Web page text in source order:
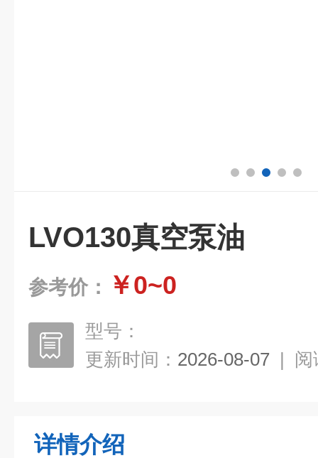
LVO130真空泵油
参考价： ￥0~0
型号：
更新时间： 2026-08-07 | 阅
详情介绍